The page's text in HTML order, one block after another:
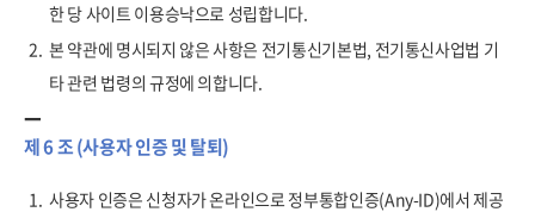
한 당 사이트 이용승낙으로 성립합니다.
2. 본 약관에 명시되지 않은 사항은 전기통신기본법, 전기통신사업법 기
타 관련 법령의 규정에 의합니다.
제 6 조 (사용자 인증 및 탈퇴)
1. 사용자 인증은 신청자가 온라인으로 정부통합인증(Any-ID)에서 제공